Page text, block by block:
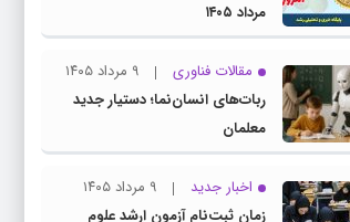
مرداد ۱۴۰۵
مقالات فناوری
۹ مرداد ۱۴۰۵
ربات‌های انسان‌نما؛ دستیار جدید
معلمان
اخبار جدید
۹ مرداد ۱۴۰۵
زمان ثبت‌نام آزمون ارشد علوم